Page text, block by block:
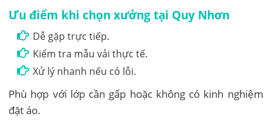
Ưu điểm khi chọn xưởng tại Quy Nhơn
Dễ gặp trực tiếp.
Kiểm tra mẫu vải thực tế.
Xử lý nhanh nếu có lỗi.
Phù hợp với lớp cần gấp hoặc không có kinh nghiệm
đặt áo.